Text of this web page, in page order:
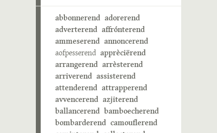
abbonnerend adorerend
adverterend affrónterend
ammeserend annoncerend
aofpesserend apprèciërend
arrangerend arrèsterend
arriverend assisterend
attenderend attrapperend
avvencerend azjiterend
ballancerend bamboecherend
bombarderend camouflerend